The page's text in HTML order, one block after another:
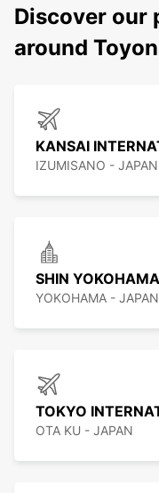
Discover our
around
KANSAI
IZUMISANO - JAPAN
SHIN
YOKOHAMA - JAPAN
TOKYO
OTA KU - JAPAN